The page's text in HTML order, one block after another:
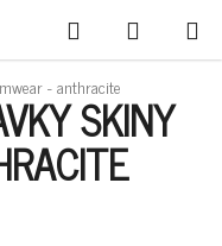
HĽADAŤ
KOŠÍK
- anthracite
SKINY